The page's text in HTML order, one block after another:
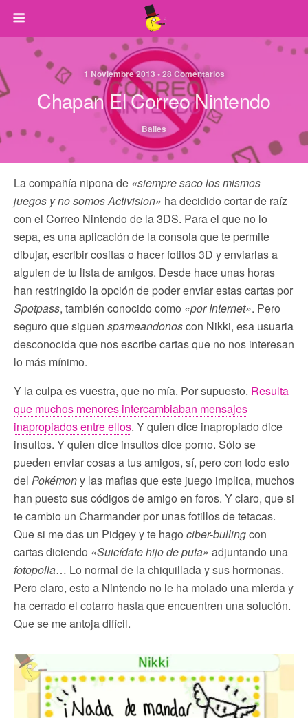
1 Noviembre 2013 • 28 Comentarios
Chapan El Correo Nintendo
Balles
La compañía nipona de «siempre saco los mismos
juegos y no somos Activision» ha decidido cortar de raíz
con el Correo Nintendo de la 3DS. Para el que no lo
sepa, es una aplicación de la consola que te permite
dibujar, escribir cositas o hacer fotitos 3D y enviarlas a
alguien de tu lista de amigos. Desde hace unas horas
han restringido la opción de poder enviar estas cartas por
Spotpass, también conocido como «por Internet». Pero
seguro que siguen spameandonoscon Nikki, esa usuaria
desconocida que nos escribe cartas que no nos interesan
lo más mínimo.
Y la culpa es vuestra, que no mía. Por supuesto. Resulta
que muchos menores intercambiaban mensajes
inapropiados entre ellos. Y quien dice inapropiado dice
insultos. Y quien dice insultos dice porno. Sólo se
pueden enviar cosas a tus amigos, sí, pero con todo esto
del Pokémony las mafias que este juego implica, muchos
han puesto sus códigos de amigo en foros. Y claro, que si
te cambio un Charmander por unas fotillos de tetacas.
Que si me das un Pidgey y te hago ciber-bullingcon
cartas diciendo «Suicídate hijo de puta» adjuntando una
fotopolla… Lo normal de la chiquillada y sus hormonas.
Pero claro, esto a Nintendo no le ha molado una mierda y
ha cerrado el cotarro hasta que encuentren una solución.
Que se me antoja difícil.